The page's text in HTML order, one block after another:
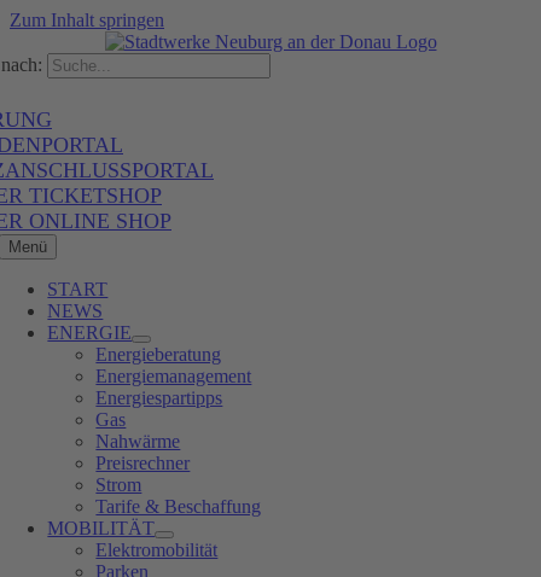
Zum Inhalt springen
TICKETSHOP
ONLINE SHOP
Menü
START
NEWS
ENERGIE
Energieberatung
Energiemanagement
Energiespartipps
Gas
Nahwärme
Preisrechner
Strom
Tarife & Beschaffung
MOBILITÄT
Elektromobilität
Parken